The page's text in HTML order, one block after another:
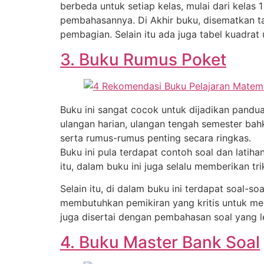
berbeda untuk setiap kelas, mulai dari kelas
pembahasannya. Di Akhir buku, disematkan
pembagian. Selain itu ada juga tabel
3. Buku Rumus Poket
Buku ini sangat cocok untuk dijadikan
ulangan harian, ulangan tengah semester
serta rumus-rumus penting secara ringkas.
Buku ini pula terdapat contoh soal dan
itu, dalam buku ini juga selalu memberikan
Selain itu, di dalam buku ini terdapat soal-
membutuhkan pemikiran yang kritis untuk
juga disertai dengan pembahasan soal yang
4. Buku Master Bank Soal